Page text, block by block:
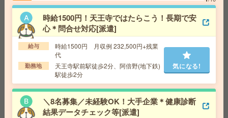
梅田(阪急線) 徒歩2分
17時まで＊残業ほぼなし▼福島での貿易事務[派遣]
時給1700円 月収例 23万円 時給1700円×実
働7h×週5日×4週 ※月収例を保証するものではありませ
ん。※給与即受取りサービス利用可（利用条件有）
交通費 1ヶ月3万円を上限として実費支給
勤務地 阪神本線 福島(大阪府・阪神線) 徒歩3分
大阪環状線 福島(大阪環状線) 徒歩3分
気になる!
時給1500円！天王寺ではたらこう！長期で安
心＊問合せ対応[派遣]
給与
時給1500円 月収例 232,500円+残業
代
勤務地
天王寺駅前駅徒歩2分、阿倍野(地下鉄)
駅徒歩2分
気になる!
＼8名募集／未経験OK！大手企業＊健康診断
結果データチェック等[派遣]